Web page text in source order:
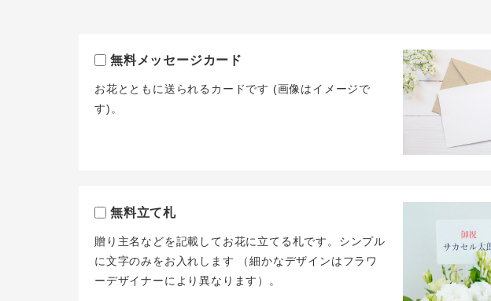
無料メッセージカード
お花とともに送られるカードです (画像はイメージで
す)。
無料立て札
贈り主名などを記載してお花に立てる札です。シンプル
に文字のみをお入れします （細かなデザインはフラワ
ーデザイナーにより異なります）。